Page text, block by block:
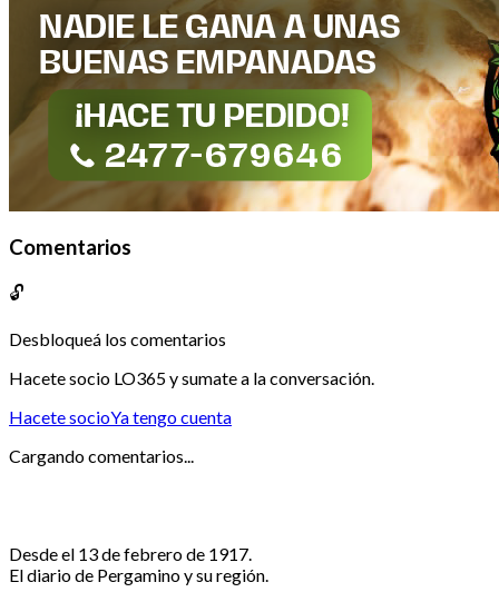
Comentarios
🔓
Desbloqueá los comentarios
Hacete socio LO365 y sumate a la conversación.
Hacete socioYa tengo cuenta
Cargando comentarios...
Desde el 13 de febrero de 1917.
El diario de Pergamino y su región.